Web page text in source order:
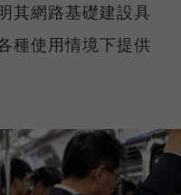
其網路基礎建設具
種使用情境下提供